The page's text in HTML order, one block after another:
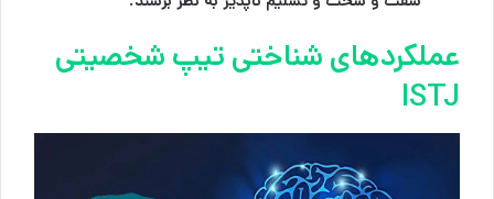
عملکردهای شناختی تیپ شخصیتی
ISTJ